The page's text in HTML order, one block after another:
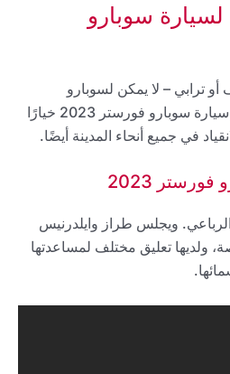
لسيارة سوبارو
ترابي – لا يمكن لسوبارو
فورستر ترويضه. نعم تعتبر سيارة سوبارو فورستر 2023 خيارًا
في جميع أنحاء المدينة أيضًا.
2023
ويجلس طراز وايلدرنيس
ولديها تعليق مختلف لمساعدتها